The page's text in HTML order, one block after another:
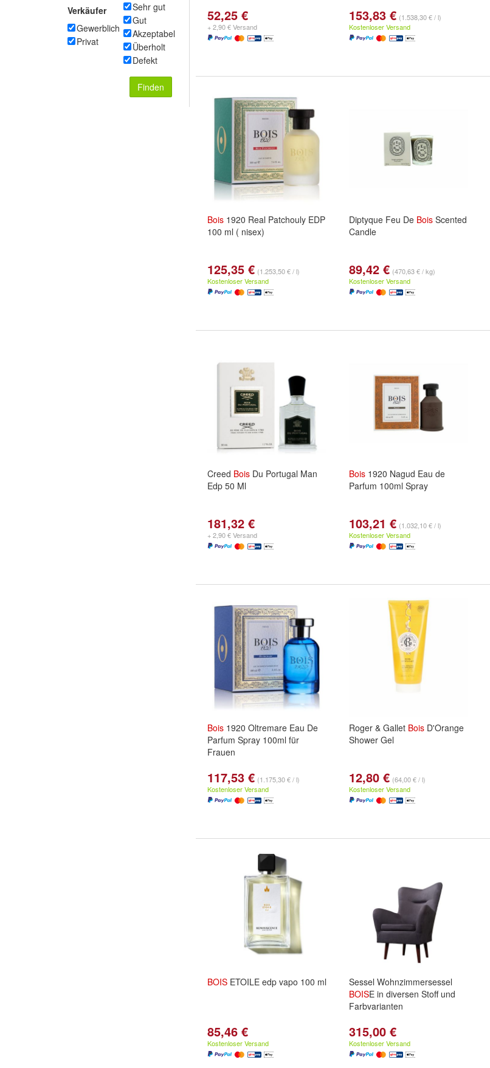
Verkäufer
Gewerblich
Privat
Sehr gut
Gut
Akzeptabel
Überholt
Defekt
Finden
52,25 €
+ 2,90 € Versand
153,83 € (1.538,30 € / l)
Kostenloser Versand
Bois 1920 Real Patchouly EDP
100 ml ( nisex)
125,35 € (1.253,50 € / l)
Kostenloser Versand
Diptyque Feu De Bois Scented
Candle
89,42 € (470,63 € / kg)
Kostenloser Versand
Creed Bois Du Portugal Man
Edp 50 Ml
181,32 €
+ 2,90 € Versand
Bois 1920 Nagud Eau de
Parfum 100ml Spray
103,21 € (1.032,10 € / l)
Kostenloser Versand
Bois 1920 Oltremare Eau De
Parfum Spray 100ml für
Frauen
117,53 € (1.175,30 € / l)
Kostenloser Versand
Roger & Gallet Bois D'Orange
Shower Gel
12,80 € (64,00 € / l)
Kostenloser Versand
BOIS ETOILE edp vapo 100 ml
85,46 €
Kostenloser Versand
Sessel Wohnzimmersessel
BOISE in diversen Stoff und
Farbvarianten
315,00 €
Kostenloser Versand